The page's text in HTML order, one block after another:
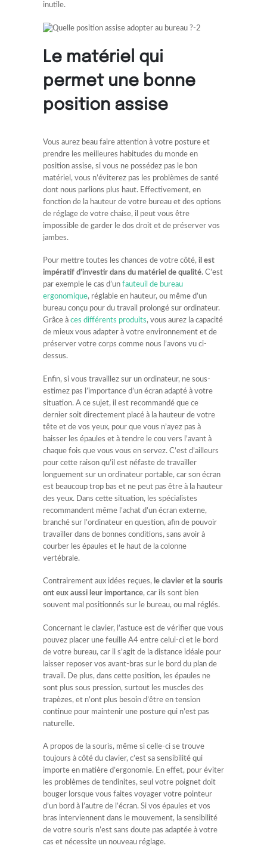
inutile.
Le matériel qui
permet une bonne
position assise
Vous aurez beau faire attention à votre posture et
prendre les meilleures habitudes du monde en
position assise, si vous ne possédez pas le bon
matériel, vous n’éviterez pas les problèmes de santé
dont nous parlions plus haut. Effectivement, en
fonction de la hauteur de votre bureau et des options
de réglage de votre chaise, il peut vous être
impossible de garder le dos droit et de préserver vos
jambes.
Pour mettre toutes les chances de votre côté, il est
impératif d’investir dans du matériel de qualité. C’est
par exemple le cas d’un fauteuil de bureau
ergonomique, réglable en hauteur, ou même d’un
bureau conçu pour du travail prolongé sur ordinateur.
Grâce à ces différents produits, vous aurez la capacité
de mieux vous adapter à votre environnement et de
préserver votre corps comme nous l’avons vu ci-
dessus.
Enfin, si vous travaillez sur un ordinateur, ne sous-
estimez pas l’importance d’un écran adapté à votre
situation. A ce sujet, il est recommandé que ce
dernier soit directement placé à la hauteur de votre
tête et de vos yeux, pour que vous n’ayez pas à
baisser les épaules et à tendre le cou vers l’avant à
chaque fois que vous vous en servez. C’est d’ailleurs
pour cette raison qu’il est néfaste de travailler
longuement sur un ordinateur portable, car son écran
est beaucoup trop bas et ne peut pas être à la hauteur
des yeux. Dans cette situation, les spécialistes
recommandent même l’achat d’un écran externe,
branché sur l’ordinateur en question, afin de pouvoir
travailler dans de bonnes conditions, sans avoir à
courber les épaules et le haut de la colonne
vertébrale.
Contrairement aux idées reçues, le clavier et la souris
ont eux aussi leur importance, car ils sont bien
souvent mal positionnés sur le bureau, ou mal réglés.
Concernant le clavier, l’astuce est de vérifier que vous
pouvez placer une feuille A4 entre celui-ci et le bord
de votre bureau, car il s’agit de la distance idéale pour
laisser reposer vos avant-bras sur le bord du plan de
travail. De plus, dans cette position, les épaules ne
sont plus sous pression, surtout les muscles des
trapèzes, et n’ont plus besoin d’être en tension
continue pour maintenir une posture qui n’est pas
naturelle.
A propos de la souris, même si celle-ci se trouve
toujours à côté du clavier, c’est sa sensibilité qui
importe en matière d’ergonomie. En effet, pour éviter
les problèmes de tendinites, seul votre poignet doit
bouger lorsque vous faites voyager votre pointeur
d’un bord à l’autre de l’écran. Si vos épaules et vos
bras interviennent dans le mouvement, la sensibilité
de votre souris n’est sans doute pas adaptée à votre
cas et nécessite un nouveau réglage.